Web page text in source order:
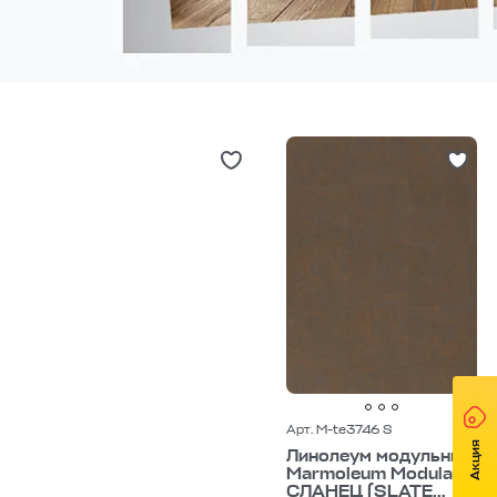
Арт. M-te3746 S
Линолеум модульный
Marmoleum Modular
СЛАНЕЦ (SLATE...
Акция